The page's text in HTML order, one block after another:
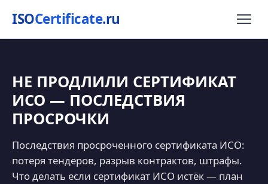
ISOCertificate.ru
НЕ ПРОДЛИЛИ СЕРТИФИКАТ
ИСО — ПОСЛЕДСТВИЯ
ПРОСРОЧКИ
Последствия просроченного сертификата ИСО:
потеря тендеров, разрыв контрактов, штрафы.
Что делать если сертификат ИСО истёк — план